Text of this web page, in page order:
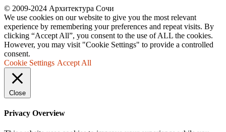
© 2009-2024 Архитектура Сочи
We use cookies on our website to give you the most relevant
experience by remembering your preferences and repeat visits. By
clicking “Accept All”, you consent to the use of ALL the cookies.
However, you may visit "Cookie Settings" to provide a controlled
consent.
Cookie Settings Accept All
Close
Privacy Overview